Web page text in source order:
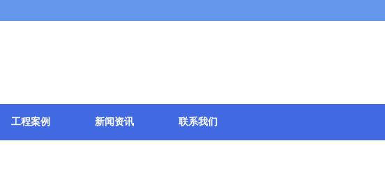
工程案例 新闻资讯 联系我们